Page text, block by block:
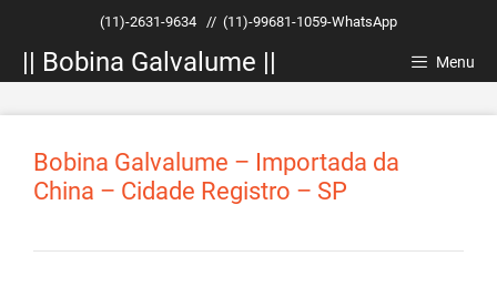
conteúdo
(11)-2631-9634 // (11)-99681-1059-WhatsApp
|| Bobina Galvalume || Menu
Bobina Galvalume – Importada da
China – Cidade Registro – SP